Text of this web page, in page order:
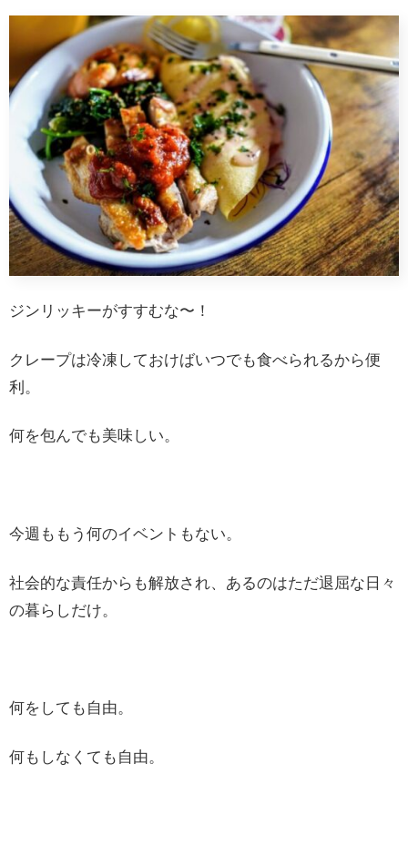
ジンリッキーがすすむな〜！
クレープは冷凍しておけばいつでも食べられるから便
利。
何を包んでも美味しい。
今週ももう何のイベントもない。
社会的な責任からも解放され、あるのはただ退屈な日々
の暮らしだけ。
何をしても自由。
何もしなくても自由。